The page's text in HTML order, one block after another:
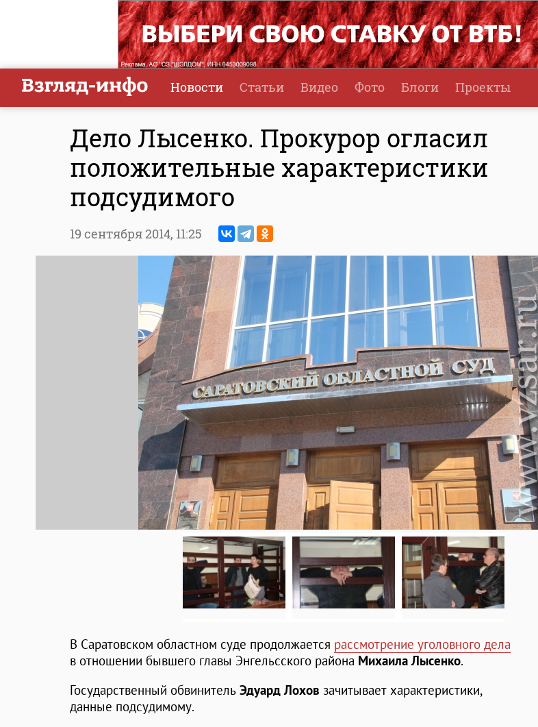
Новости Статьи Видео Фото Блоги Проекты
Дело Лысенко. Прокурор огласил
положительные характеристики
подсудимого
19 сентября 2014, 11:25
В Саратовском областном суде продолжается рассмотрение уголовного дела
в отношении бывшего главы Энгельсского района Михаила Лысенко.
Государственный обвинитель Эдуард Лохов зачитывает характеристики,
данные подсудимому.